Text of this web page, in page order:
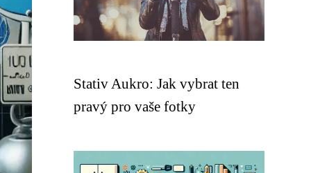
Stativ Aukro: Jak vybrat ten
pravý pro vaše fotky